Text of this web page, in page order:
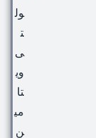
ول
ت
ی
وی
تا
می
ن